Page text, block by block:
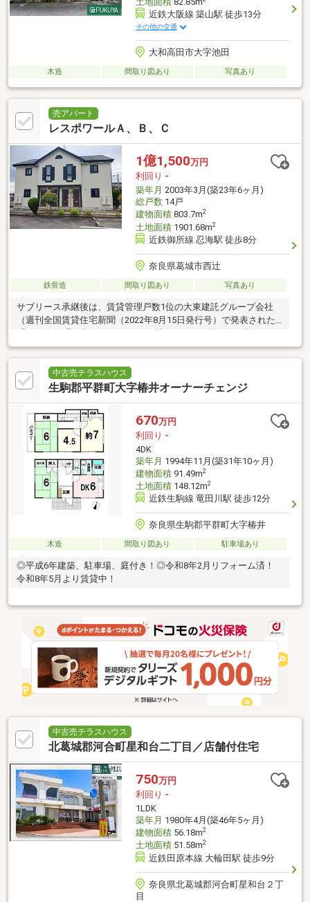
近鉄大阪線 築山駅 徒歩13分
その他の交通
大和高田市大字池田
木造 間取り図あり 写真あり
売アパート
レスポワールＡ、Ｂ、Ｃ
1億1,500万円
利回り -
築年月 2003年3月(築23年6ヶ月)
総戸数14戸
建物面積803.7m2
土地面積1901.68m2
近鉄御所線 忍海駅 徒歩8分
奈良県葛城市西辻
鉄骨造 間取り図あり 写真あり
サブリース承継後は、賃貸管理戸数1位の大東建託グループ会社
（週刊全国賃貸住宅新聞（2022年8月15日発行号）で発表された
管理を行い、
中古売テラスハウス
生駒郡平群町大字椿井オーナーチェンジ
670万円
利回り -
4DK
築年月 1994年11月(築31年10ヶ月)
建物面積91.49m2
土地面積148.12m2
近鉄生駒線 竜田川駅 徒歩12分
奈良県生駒郡平群町大字椿井
木造 間取り図あり 駐車場あり
◎平成6年建築、駐車場、庭付き！◎令和8年2月リフォーム済！
令和8年5月より賃貸中！
中古売テラスハウス
北葛城郡河合町星和台二丁目／店舗付住宅
750万円
利回り -
1LDK
築年月 1980年4月(築46年5ヶ月)
建物面積56.18m2
土地面積51.58m2
近鉄田原本線 大輪田駅 徒歩9分
奈良県北葛城郡河合町星和台２丁
目